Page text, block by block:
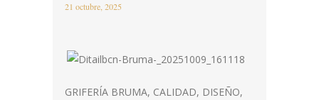
21 octubre, 2025
GRIFERÍA BRUMA, CALIDAD, DISEÑO,